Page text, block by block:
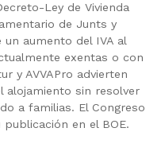
Ley de Vivienda
de Junts y
aumento del IVA al
exentas o con
y AVVAPro advierten
alojamiento sin resolver
a familias. El Congreso
en el BOE.